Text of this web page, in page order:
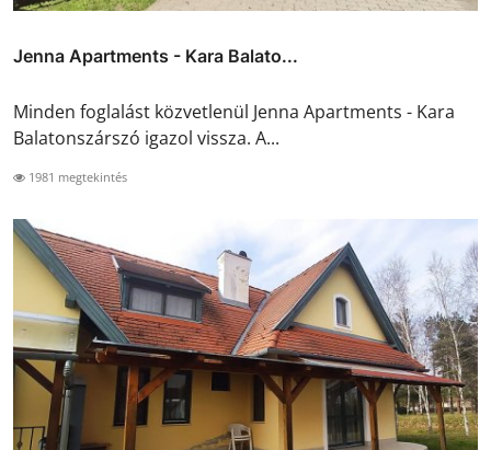
Jenna Apartments - Kara Balato...
Minden foglalást közvetlenül Jenna Apartments - Kara
Balatonszárszó igazol vissza. A...
1981 megtekintés